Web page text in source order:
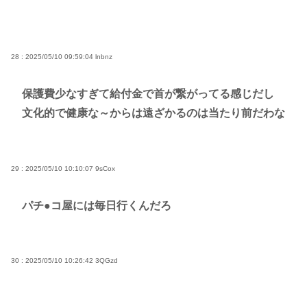
28 : 2025/05/10 09:59:04 lnbnz
保護費少なすぎて給付金で首が繋がってる感じだし
文化的で健康な～からは遠ざかるのは当たり前だわな
29 : 2025/05/10 10:10:07 9sCox
パチ●コ屋には毎日行くんだろ
30 : 2025/05/10 10:26:42 3QGzd